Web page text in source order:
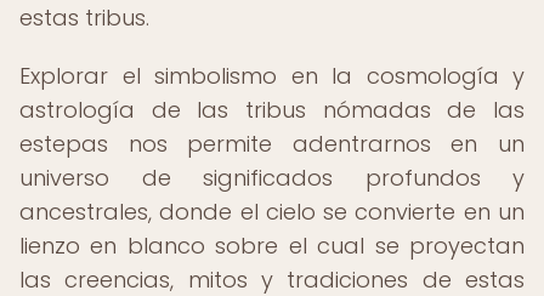
estas tribus.
Explorar el simbolismo en la cosmología y
astrología de las tribus nómadas de las
estepas nos permite adentrarnos en un
universo de significados profundos y
ancestrales, donde el cielo se convierte en un
lienzo en blanco sobre el cual se proyectan
las creencias, mitos y tradiciones de estas